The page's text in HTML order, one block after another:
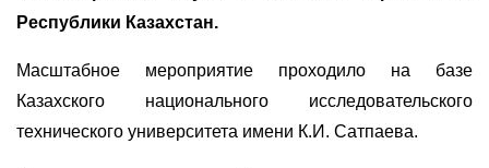
Республики Казахстан.
Масштабное мероприятие проходило на базе
Казахского национального исследовательского
технического университета имени К.И. Сатпаева.